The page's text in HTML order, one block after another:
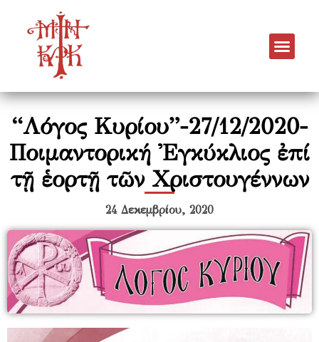
“Λόγος Κυρίου”-27/12/2020-
Ποιμαντορική Ἐγκύκλιος ἐπί
τῇ ἑορτῇ τῶν Χριστουγέννων
24 Δεκεμβρίου, 2020